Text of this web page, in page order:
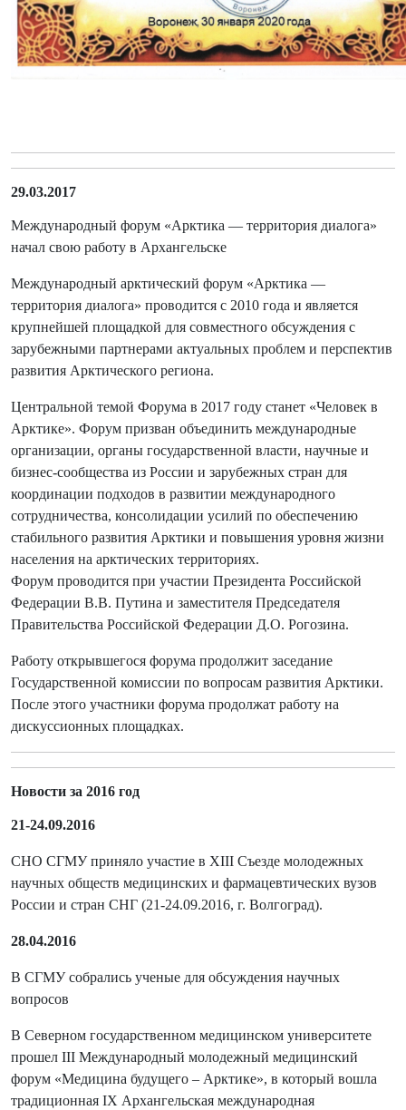
29.03.2017
Международный форум «Арктика — территория диалога»
начал свою работу в Архангельске
Международный арктический форум «Арктика —
территория диалога» проводится с 2010 года и является
крупнейшей площадкой для совместного обсуждения с
зарубежными партнерами актуальных проблем и перспектив
развития Арктического региона.
Центральной темой Форума в 2017 году станет «Человек в
Арктике». Форум призван объединить международные
организации, органы государственной власти, научные и
бизнес-сообщества из России и зарубежных стран для
координации подходов в развитии международного
сотрудничества, консолидации усилий по обеспечению
стабильного развития Арктики и повышения уровня жизни
населения на арктических территориях.
Форум проводится при участии Президента Российской
Федерации В.В. Путина и заместителя Председателя
Правительства Российской Федерации Д.О. Рогозина.
Работу открывшегося форума продолжит заседание
Государственной комиссии по вопросам развития Арктики.
После этого участники форума продолжат работу на
дискуссионных площадках.
Новости за 2016 год
21-24.09.2016
СНО СГМУ приняло участие в XIII Съезде молодежных
научных обществ медицинских и фармацевтических вузов
России и стран СНГ (21-24.09.2016, г. Волгоград).
28.04.2016
В СГМУ собрались ученые для обсуждения научных
вопросов
В Северном государственном медицинском университете
прошел III Международный молодежный медицинский
форум «Медицина будущего – Арктике», в который вошла
традиционная IX Архангельская международная